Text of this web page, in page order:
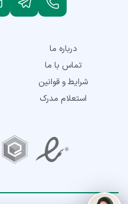
درباره ما
تماس با ما
شرایط و قوانین
استعلام مدرک